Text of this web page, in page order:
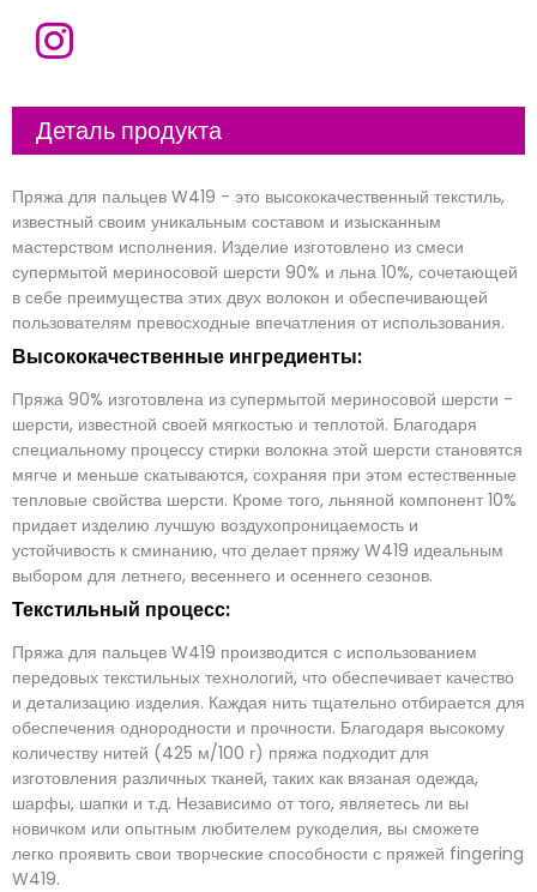
Э
л
е
к
р
н
н
я
п
ч
а
о
п
а
и
я
С
о
б
е
и
*
отправить сейчас
Деталь продукта
Пряжа для пальцев W419 - это высококачественный текстиль,
известный своим уникальным составом и изысканным
мастерством исполнения. Изделие изготовлено из смеси
супермытой мериносовой шерсти 90% и льна 10%, сочетающей
в себе преимущества этих двух волокон и обеспечивающей
пользователям превосходные впечатления от использования.
Высококачественные ингредиенты:
Пряжа 90% изготовлена из супермытой мериносовой шерсти -
шерсти, известной своей мягкостью и теплотой. Благодаря
специальному процессу стирки волокна этой шерсти становятся
мягче и меньше скатываются, сохраняя при этом естественные
тепловые свойства шерсти. Кроме того, льняной компонент 10%
придает изделию лучшую воздухопроницаемость и
устойчивость к сминанию, что делает пряжу W419 идеальным
выбором для летнего, весеннего и осеннего сезонов.
Текстильный процесс:
Пряжа для пальцев W419 производится с использованием
передовых текстильных технологий, что обеспечивает качество
и детализацию изделия. Каждая нить тщательно отбирается для
обеспечения однородности и прочности. Благодаря высокому
количеству нитей (425 м/100 г) пряжа подходит для
изготовления различных тканей, таких как вязаная одежда,
шарфы, шапки и т.д. Независимо от того, являетесь ли вы
новичком или опытным любителем рукоделия, вы сможете
легко проявить свои творческие способности с пряжей fingering
W419.